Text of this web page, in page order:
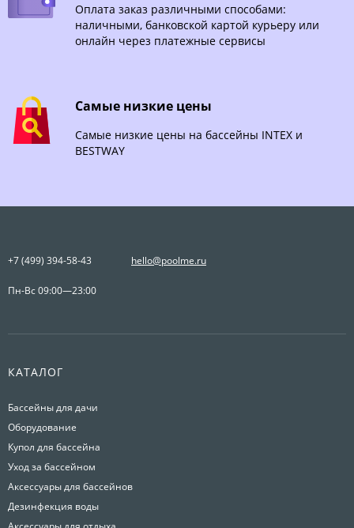
Оплата заказ различными способами:
наличными, банковской картой курьеру или
онлайн через платежные сервисы
Самые низкие цены
Самые низкие цены на бассейны INTEX и
BESTWAY
+7 (499) 394-58-43 hello@poolme.ru
Пн-Вс 09:00—23:00
КАТАЛОГ
Бассейны для дачи
Оборудование
Купол для бассейна
Уход за бассейном
Аксессуары для бассейнов
Дезинфекция воды